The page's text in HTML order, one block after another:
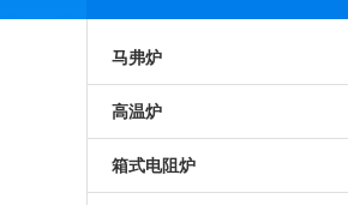
马弗炉
智能马弗炉
高温马弗炉
高温炉
箱式预热炉
箱式电阻炉